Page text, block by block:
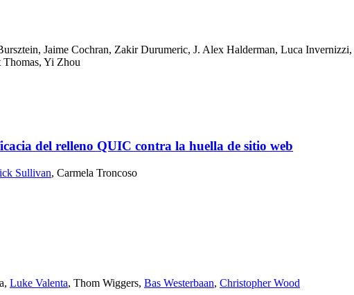
, Jaime Cochran, Zakir Durumeric, J. Alex Halderman, Luca Invernizzi,
, Yi Zhou
del relleno QUIC contra la huella de sitio web
Sullivan, Carmela Troncoso
, Luke Valenta, Thom Wiggers, Bas Westerbaan, Christopher Wood